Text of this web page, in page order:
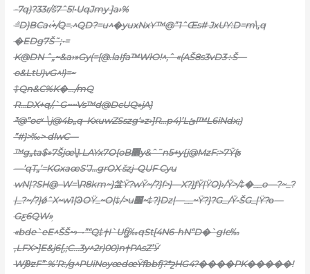
-7q)?33r/š7ˆ5!•UqJmy ֭]a›%
ܳ=D)BCa‹۬+/Q=.^QD?=u^�yuxNxY™@”1ˆŒs# JxUY:D=m\‚q
�EDg7Š˜;•=
K@DN ˆ„~&a›»Gy(={@.laIƒa™WŀO!^‚ˆ «(AŠ8s3vD܀3Š—
o&LtU)vG^!)=~
‡Qn&C%K�…/mQ
R…DX+q/,`G~~Vs™d@DcUQ»jA}
³@”ocˣ \j@4b„q–KxuwZSszg‘»z›]R…p4)’Lئl™L6iNdx;)
”#}>‰> dlwC—
™g„ta$»7Šjœ\]˫LAYx7O{oB޲y&ˆ˜n5+y{j@MzF:>7Ÿ{ƽ
—’qT„’=KGxaœS’J…grOX šzj–QUF Cyu
wN|?SH@–W=\R8km~}㿽Ÿ?wŸ~/?}ſ>}—X?}ƒŸ|ŸO}›/Ÿ>/‡�__o—?~_?
|_?~/?}ǿˆX~w1|ϿOŸ_~O|‡/>u׷~‡?}ǲ|—__~Ÿ?}?G_/Ÿ•ŠG_|Ÿ?ο—
Gƹ6QW»֥
«bde`eE^ŠŠ~›–•”“Q‡†I`Uᦫ‰qSt[4N6-hN“D�`gIe‰
‚LFX>]E&j6[‚;C…3y^2r)00)n†PAsZ’Ӱ
Wj9ͧzF”˺%’R:/g^PUiNoyœdœŸfbbfj?*շHG4?����PK�����!